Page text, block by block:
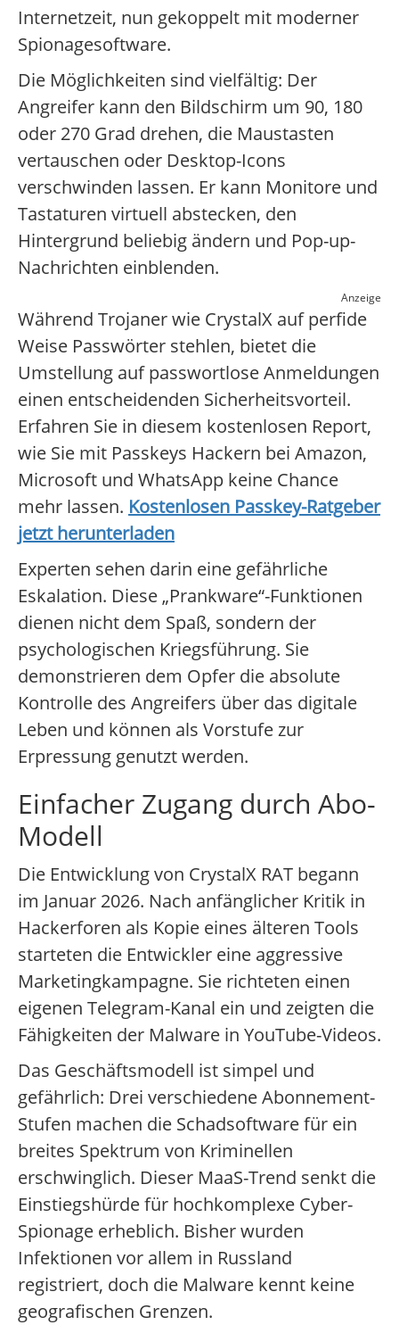
Internetzeit, nun gekoppelt mit moderner
Spionagesoftware.
Die Möglichkeiten sind vielfältig: Der
Angreifer kann den Bildschirm um 90, 180
oder 270 Grad drehen, die Maustasten
vertauschen oder Desktop-Icons
verschwinden lassen. Er kann Monitore und
Tastaturen virtuell abstecken, den
Hintergrund beliebig ändern und Pop-up-
Nachrichten einblenden.
Anzeige
Während Trojaner wie CrystalX auf perfide
Weise Passwörter stehlen, bietet die
Umstellung auf passwortlose Anmeldungen
einen entscheidenden Sicherheitsvorteil.
Erfahren Sie in diesem kostenlosen Report,
wie Sie mit Passkeys Hackern bei Amazon,
Microsoft und WhatsApp keine Chance
mehr lassen. Kostenlosen Passkey-Ratgeber
jetzt herunterladen
Experten sehen darin eine gefährliche
Eskalation. Diese „Prankware“-Funktionen
dienen nicht dem Spaß, sondern der
psychologischen Kriegsführung. Sie
demonstrieren dem Opfer die absolute
Kontrolle des Angreifers über das digitale
Leben und können als Vorstufe zur
Erpressung genutzt werden.
Einfacher Zugang durch Abo-
Modell
Die Entwicklung von CrystalX RAT begann
im Januar 2026. Nach anfänglicher Kritik in
Hackerforen als Kopie eines älteren Tools
starteten die Entwickler eine aggressive
Marketingkampagne. Sie richteten einen
eigenen Telegram-Kanal ein und zeigten die
Fähigkeiten der Malware in YouTube-Videos.
Das Geschäftsmodell ist simpel und
gefährlich: Drei verschiedene Abonnement-
Stufen machen die Schadsoftware für ein
breites Spektrum von Kriminellen
erschwinglich. Dieser MaaS-Trend senkt die
Einstiegshürde für hochkomplexe Cyber-
Spionage erheblich. Bisher wurden
Infektionen vor allem in Russland
registriert, doch die Malware kennt keine
geografischen Grenzen.